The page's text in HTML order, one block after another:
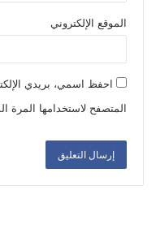
الموقع الإلكتروني
احفظ اسمي، بريدي
المتصفح لاستخدامها المرة